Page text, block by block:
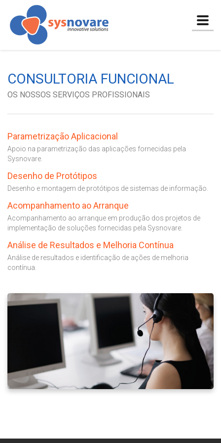
CONSULTORIA FUNCIONAL
OS NOSSOS SERVIÇOS PROFISSIONAIS
Parametrização Aplicacional
Apoio na parametrização das aplicações fornecidas pela
Sysnovare.
Desenho de Protótipos
Desenho e montagem de protótipos de sistemas de informação.
Acompanhamento ao Arranque
Acompanhamento ao arranque em produção dos projetos de
implementação de soluções fornecidas pela Sysnovare.
Análise de Resultados e Melhoria Contínua
Análise de resultados e identificação de ações de melhoria
contínua.